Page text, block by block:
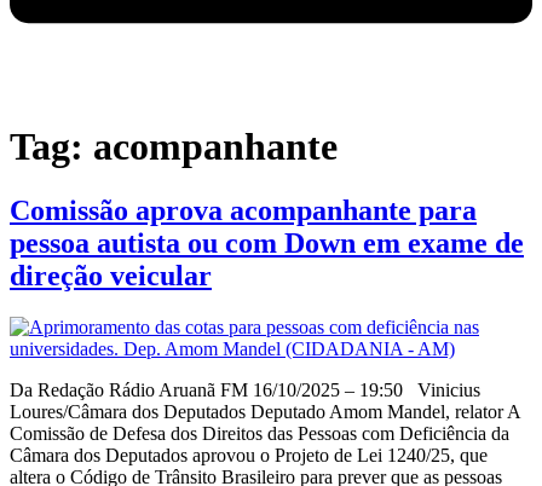
Tag: acompanhante
Comissão aprova acompanhante para
pessoa autista ou com Down em exame de
direção veicular
Da Redação Rádio Aruanã FM 16/10/2025 – 19:50 Vinicius
Loures/Câmara dos Deputados Deputado Amom Mandel, relator A
Comissão de Defesa dos Direitos das Pessoas com Deficiência da
Câmara dos Deputados aprovou o Projeto de Lei 1240/25, que
altera o Código de Trânsito Brasileiro para prever que as pessoas